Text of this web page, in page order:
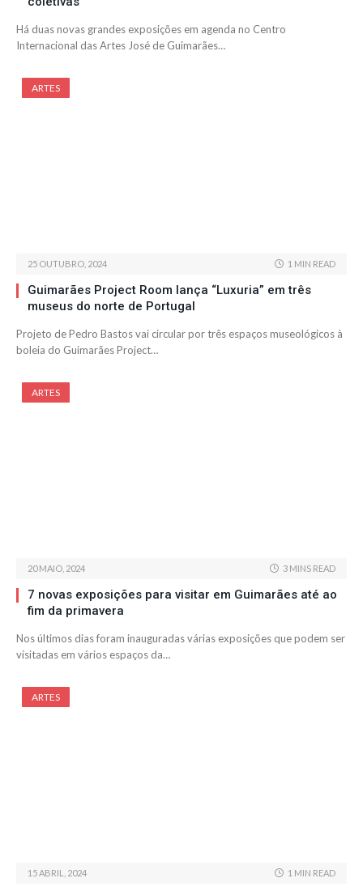
Há duas novas grandes exposições em agenda no Centro
Internacional das Artes José de Guimarães…
ARTES
25 OUTUBRO, 2024 1 MIN READ
Guimarães Project Room lança “Luxuria” em três
museus do norte de Portugal
Projeto de Pedro Bastos vai circular por três espaços museológicos à
boleia do Guimarães Project…
ARTES
20 MAIO, 2024 3 MINS READ
7 novas exposições para visitar em Guimarães até ao
fim da primavera
Nos últimos dias foram inauguradas várias exposições que podem ser
visitadas em vários espaços da…
ARTES
15 ABRIL, 2024 1 MIN READ